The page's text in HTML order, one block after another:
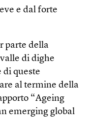
e dal forte
parte della
di dighe
di queste
al termine della
“Ageing
emerging global